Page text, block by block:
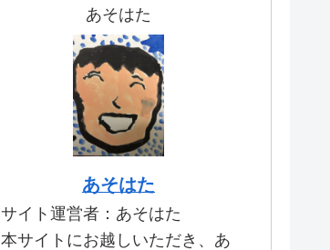
あそはた
あそはた
サイト運営者：あそはた
本サイトにお越しいただき、あ